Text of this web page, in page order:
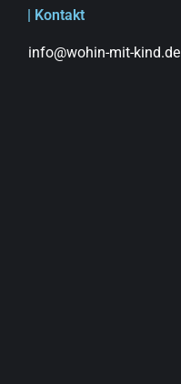
| Kontakt
info@wohin-mit-kind.de